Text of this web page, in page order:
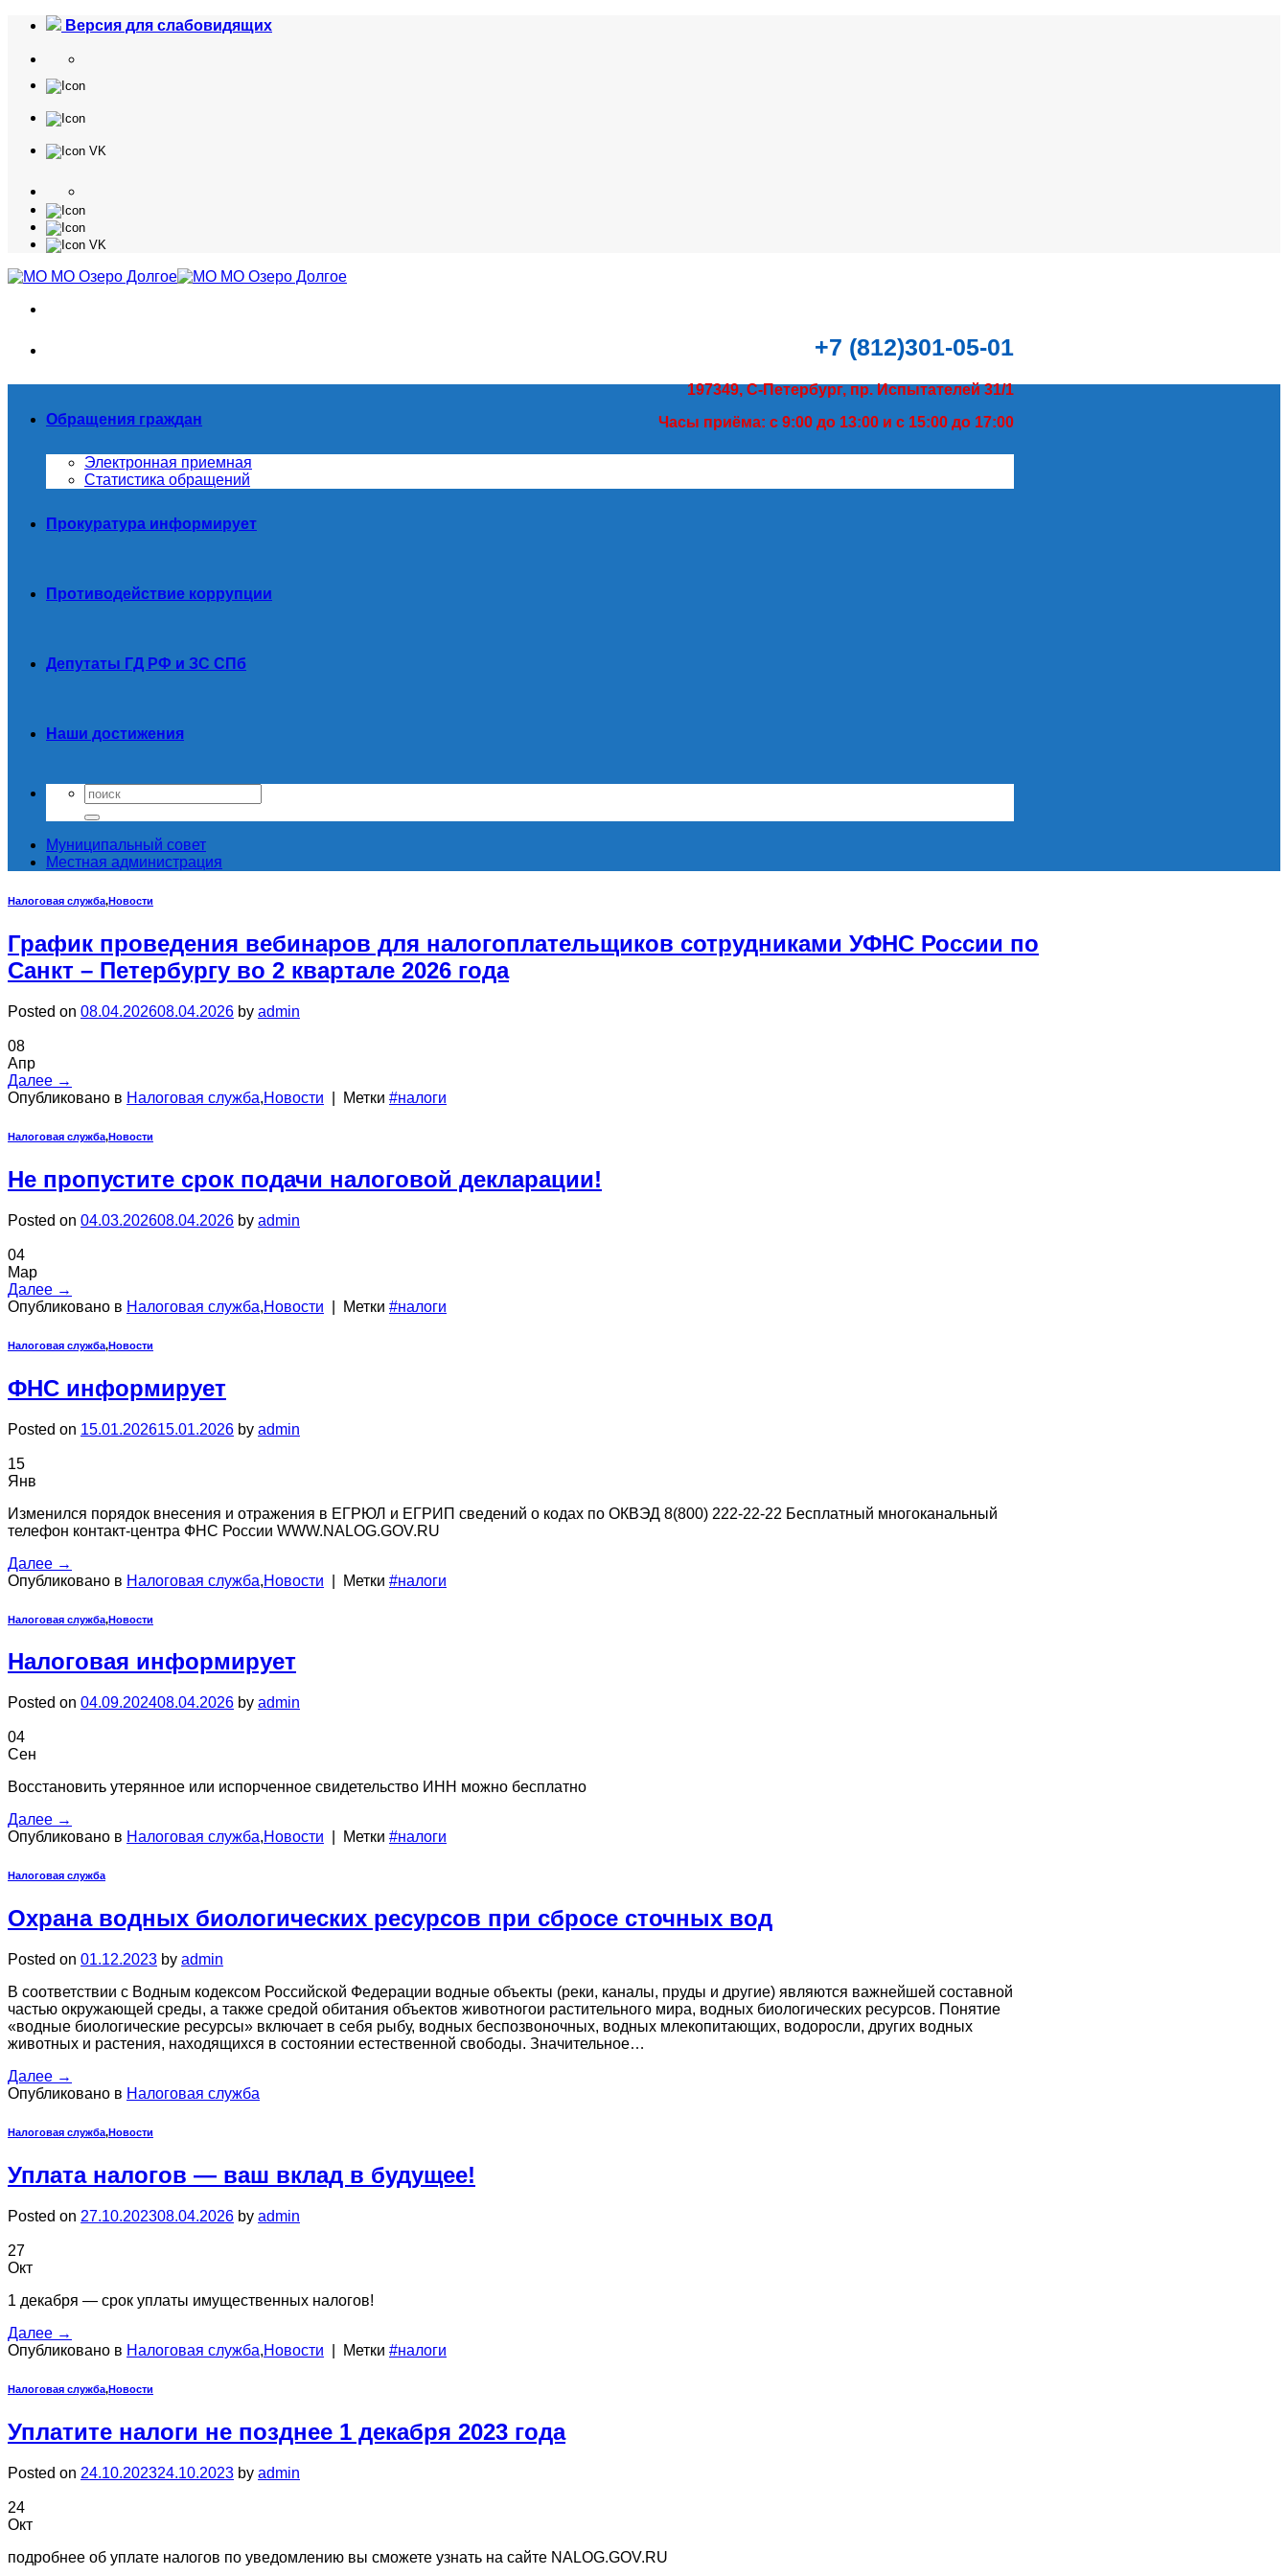
Skip
content
Версия для слабовидящих
+7 (812)301-05-01
197349, С-Петербург, пр. Испытателей 31/1
Часы приёма: с 9:00 до 13:00 и с 15:00 до 17:00
Обращения граждан
Электронная приемная
Статистика обращений
Прокуратура информирует
Противодействие коррупции
Депутаты ГД РФ и ЗС СПб
Наши достижения
Муниципальный совет
Местная администрация
Налоговая служба,Новости
График проведения вебинаров для налогоплательщиков сотрудниками УФНС России по
Санкт – Петербургу во 2 квартале 2026 года
Posted on 08.04.202608.04.2026 by admin
08
Апр
Далее →
Опубликовано в Налоговая служба,Новости Метки #налоги
Налоговая служба,Новости
Не пропустите срок подачи налоговой декларации!
Posted on 04.03.202608.04.2026 by admin
04
Мар
Далее →
Опубликовано в Налоговая служба,Новости Метки #налоги
Налоговая служба,Новости
ФНС информирует
Posted on 15.01.202615.01.2026 by admin
15
Янв
Изменился порядок внесения и отражения в ЕГРЮЛ и ЕГРИП сведений о кодах по ОКВЭД 8(800) 222-22-22 Бесплатный многоканальный
телефон контакт-центра ФНС России WWW.NALOG.GOV.RU
Далее →
Опубликовано в Налоговая служба,Новости Метки #налоги
Налоговая служба,Новости
Налоговая информирует
Posted on 04.09.202408.04.2026 by admin
04
Сен
Восстановить утерянное или испорченное свидетельство ИНН можно бесплатно
Далее →
Опубликовано в Налоговая служба,Новости Метки #налоги
Налоговая служба
Охрана водных биологических ресурсов при сбросе сточных вод
Posted on 01.12.2023 by admin
В соответствии с Водным кодексом Российской Федерации водные объекты (реки, каналы, пруды и другие) являются важнейшей составной
частью окружающей среды, а также средой обитания объектов животногои растительного мира, водных биологических ресурсов. Понятие
«водные биологические ресурсы» включает в себя рыбу, водных беспозвоночных, водных млекопитающих, водоросли, других водных
животных и растения, находящихся в состоянии естественной свободы. Значительное…
Далее →
Опубликовано в Налоговая служба
Налоговая служба,Новости
Уплата налогов — ваш вклад в будущее!
Posted on 27.10.202308.04.2026 by admin
27
Окт
1 декабря — срок уплаты имущественных налогов!
Далее →
Опубликовано в Налоговая служба,Новости Метки #налоги
Налоговая служба,Новости
Уплатите налоги не позднее 1 декабря 2023 года
Posted on 24.10.202324.10.2023 by admin
24
Окт
подробнее об уплате налогов по уведомлению вы сможете узнать на сайте NALOG.GOV.RU